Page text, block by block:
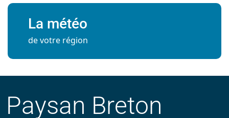
La météo
de votre région
Paysan Breton